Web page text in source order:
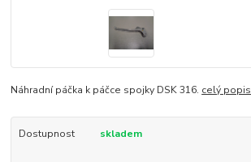
Náhradní páčka k páčce spojky DSK 316. celý popis
Dostupnost skladem